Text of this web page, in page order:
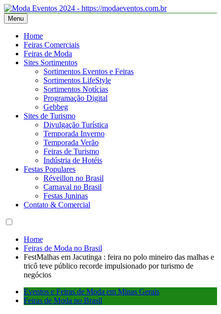
Skip
to
content
Moda Eventos 2026 – Desfiles de Moda 2026 – Feiras de Moda
2026
Moda Eventos 2026 – Moda Eventos no Brasil 2026 – Desfiles de
Moda 2026 – Feiras de Moda 2026 – Feiras de Moda no Brasil 2026
– Moda Eventos 2026 – Feiras de Moda Calçados 2026 – Feiras de
Moda Íntima 2026
Menu
Home
Feiras Comerciais
Feiras de Moda
Sites Sortimentos
Sortimentos Eventos e Feiras
Sortimentos LifeStyle
Sortimentos Notícias
Programação Digital
Gebbeg
Sites de Turismo
Divulgação Turística
Temporada Inverno
Temporada Verão
Feiras de Turismo
Indústria de Hotéis
Festas Populares
Réveillon no Brasil
Carnaval no Brasil
Festas Juninas
Contato & Comercial
Home
Feiras de Moda no Brasil
FestMalhas em Jacutinga : feira no polo mineiro das malhas e
tricô teve público recorde impulsionado por turismo de
negócios
Eventos e Feiras de Moda em Minas Gerais
Feiras de Moda no Brasil